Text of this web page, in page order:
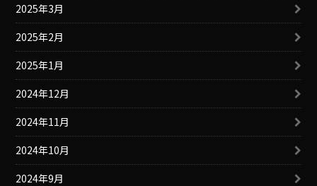
2025年3月
2025年2月
2025年1月
2024年12月
2024年11月
2024年10月
2024年9月